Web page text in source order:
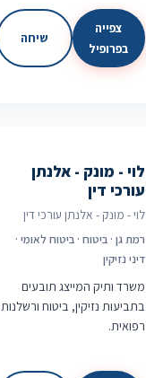
צפייה
בפרופיל
שיחה
לוי - מונק - אלנתן
עורכי דין
לוי - מונק - אלנתן עורכי דין
רמת גן · ביטוח · ביטוח לאומי ·
דיני נזיקין
משרד ותיק המייצג תובעים
בתביעות נזיקין, ביטוח ורשלנות
רפואית.